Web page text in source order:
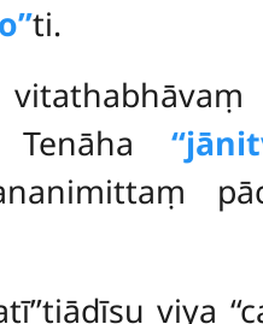
ti.
Tenāha
viya